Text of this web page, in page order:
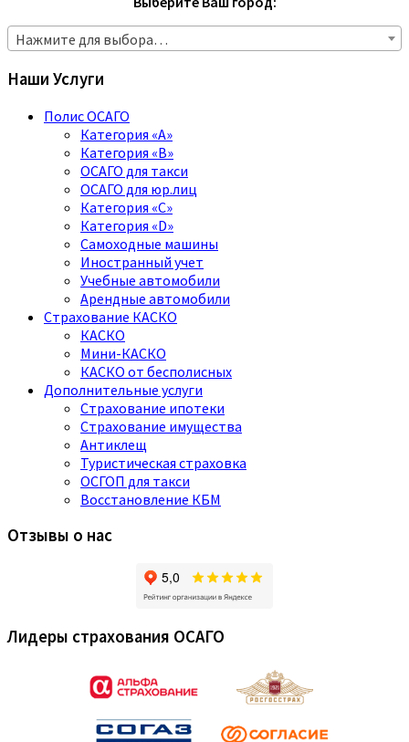
Нажмите для выбора…
Наши Услуги
Полис ОСАГО
Категория «A»
Категория «B»
ОСАГО для такси
ОСАГО для юр.лиц
Категория «C»
Категория «D»
Самоходные машины
Иностранный учет
Учебные автомобили
Арендные автомобили
Страхование КАСКО
КАСКО
Мини-КАСКО
КАСКО от бесполисных
Дополнительные услуги
Страхование ипотеки
Страхование имущества
Антиклещ
Туристическая страховка
ОСГОП для такси
Восстановление КБМ
Отзывы о нас
Лидеры страхования ОСАГО